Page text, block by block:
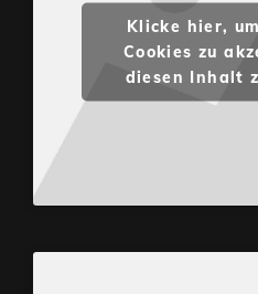
Klicke hier,
Cookies zu
diesen Inhalt